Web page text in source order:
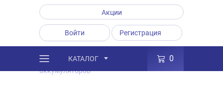
Акции
Войти Регистрация
КАТАЛОГ 0
Услуги / Покупка б/у
аккумуляторов